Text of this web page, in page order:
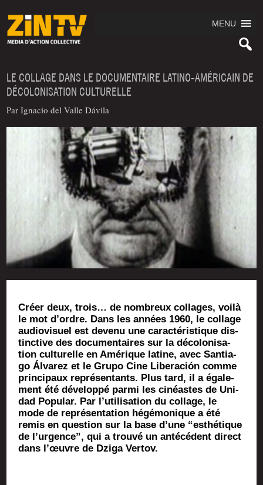
MENU
LE COLLAGE DANS LE DOCUMENTAIRE LATINO-AMÉRICAIN DE
DÉCOLONISATION CULTURELLE
Par Ignacio del Valle Dávila
Créer deux, trois… de nom­breux col­lages, voi­là
le mot d’ordre. Dans les années 1960, le col­lage
audio­vi­suel est deve­nu une carac­té­ris­tique dis­
tinc­tive des docu­men­taires sur la déco­lo­ni­sa­
tion cultu­relle en Amé­rique latine, avec San­tia­
go Álva­rez et le Gru­po Cine Libe­ra­ción comme
prin­ci­paux repré­sen­tants. Plus tard, il a éga­le­
ment été déve­lop­pé par­mi les cinéastes de Uni­
dad Popu­lar. Par l’u­ti­li­sa­tion du col­lage, le
mode de repré­sen­ta­tion hégé­mo­nique a été
remis en ques­tion sur la base d’une “esthé­tique
de l’ur­gence”, qui a trou­vé un anté­cé­dent direct
dans l’œuvre de Dzi­ga Vertov.